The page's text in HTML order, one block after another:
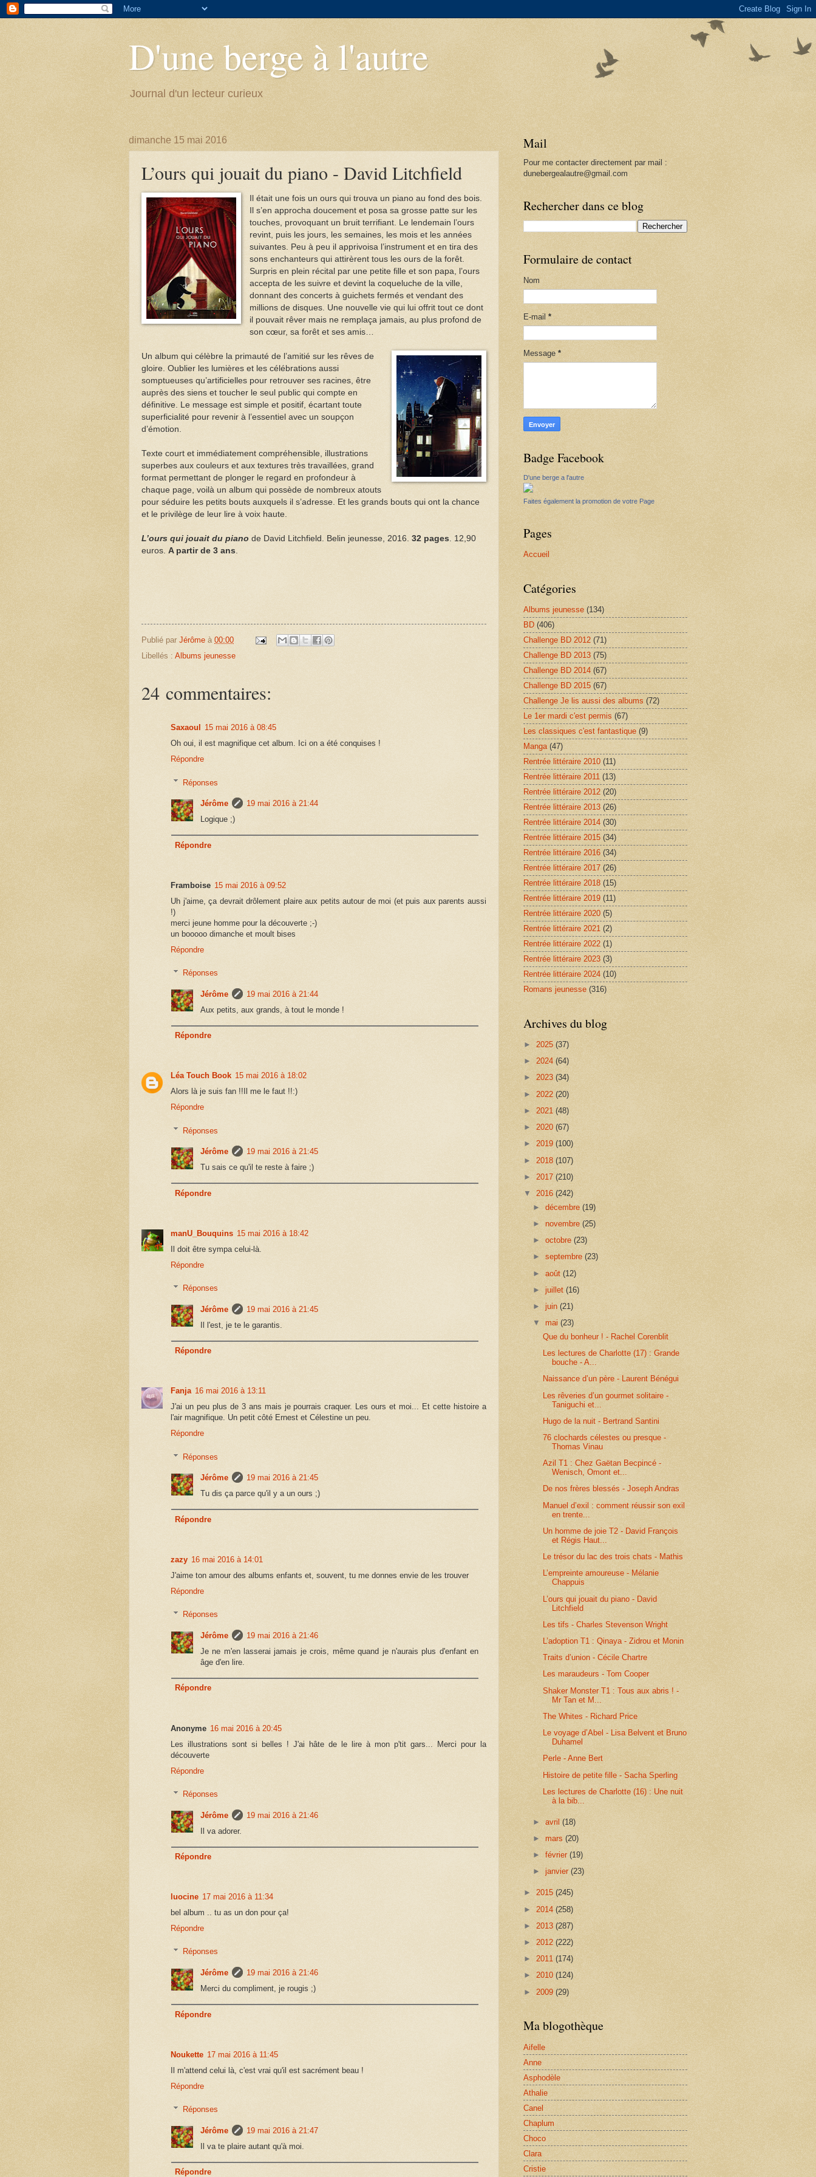
D'une berge à l'autre
Journal d'un lecteur curieux
dimanche 15 mai 2016
L’ours qui jouait du piano - David Litchfield
Il était une fois un ours qui trouva un piano au fond des bois.
Il s’en approcha doucement et posa sa grosse patte sur les
touches, provoquant un bruit terrifiant. Le lendemain l’ours
revint, puis les jours, les semaines, les mois et les années
suivantes. Peu à peu il apprivoisa l’instrument et en tira des
sons enchanteurs qui attirèrent tous les ours de la forêt.
Surpris en plein récital par une petite fille et son papa, l’ours
accepta de les suivre et devint la coqueluche de la ville,
donnant des concerts à guichets fermés et vendant des
millions de disques. Une nouvelle vie qui lui offrit tout ce dont
il pouvait rêver mais ne remplaça jamais, au plus profond de
son cœur, sa forêt et ses amis…
Un album qui célèbre la primauté de l’amitié sur les rêves de
gloire. Oublier les lumières et les célébrations aussi
somptueuses qu’artificielles pour retrouver ses racines, être
auprès des siens et toucher le seul public qui compte en
définitive. Le message est simple et positif, écartant toute
superficialité pour revenir à l’essentiel avec un soupçon
d’émotion.
Texte court et immédiatement compréhensible, illustrations
superbes aux couleurs et aux textures très travaillées, grand
format permettant de plonger le regard en profondeur à
chaque page, voilà un album qui possède de nombreux atouts
pour séduire les petits bouts auxquels il s’adresse. Et les grands bouts qui ont la chance
et le privilège de leur lire à voix haute.
L’ours qui jouait du piano de David Litchfield. Belin jeunesse, 2016. 32 pages . 12,90
euros. A partir de 3 ans
Publié par Jérôme à 00:00
Libellés : Albums jeunesse
24 commentaires:
Saxaoul
15 mai 2016 à 08:45
Oh oui, il est magnifique cet album. Ici on a été conquises !
Répondre
Réponses
Jérôme
19 mai 2016 à 21:44
Logique ;)
Répondre
Framboise 15 mai 2016 à 09:52
Uh j'aime, ça devrait drôlement plaire aux petits autour de moi (et puis aux parents aussi
!)
merci jeune homme pour la découverte ;-)
un booooo dimanche et moult bises
Répondre
Réponses
Jérôme
19 mai 2016 à 21:44
Aux petits, aux grands, à tout le monde !
Répondre
Léa Touch Book 15 mai 2016 à 18:02
Alors là je suis fan !!Il me le faut !!:)
Répondre
Réponses
Jérôme
19 mai 2016 à 21:45
Tu sais ce qu'il te reste à faire ;)
Répondre
manU_Bouquins 15 mai 2016 à 18:42
Il doit être sympa celui-là.
Répondre
Réponses
Jérôme
19 mai 2016 à 21:45
Il l'est, je te le garantis.
Répondre
Fanja 16 mai 2016 à 13:11
J'ai un peu plus de 3 ans mais je pourrais craquer. Les ours et moi... Et cette histoire a
l'air magnifique. Un petit côté Ernest et Célestine un peu.
Répondre
Réponses
Jérôme
19 mai 2016 à 21:45
Tu dis ça parce qu'il y a un ours ;)
Répondre
zazy 16 mai 2016 à 14:01
J'aime ton amour des albums enfants et, souvent, tu me donnes envie de les trouver
Répondre
Réponses
Jérôme
19 mai 2016 à 21:46
Je ne m'en lasserai jamais je crois, même quand je n'aurais plus d'enfant en
âge d'en lire.
Répondre
Anonyme 16 mai 2016 à 20:45
Les illustrations sont si belles ! J'ai hâte de le lire à mon p'tit gars... Merci pour la
découverte
Répondre
Réponses
Jérôme
19 mai 2016 à 21:46
Il va adorer.
Répondre
luocine 17 mai 2016 à 11:34
bel album .. tu as un don pour ça!
Répondre
Réponses
Jérôme
19 mai 2016 à 21:46
Merci du compliment, je rougis ;)
Répondre
Noukette 17 mai 2016 à 11:45
Il m'attend celui là, c'est vrai qu'il est sacrément beau !
Répondre
Réponses
Jérôme
19 mai 2016 à 21:47
Il va te plaire autant qu'à moi.
Répondre
Mail
Pour me contacter directement par mail :
dunebergealautre@gmail.com
Rechercher dans ce blog
Formulaire de contact
Nom
E-mail *
Message *
Badge Facebook
D'une berge a l'autre
Faites également la promotion de votre Page
Pages
Accueil
Catégories
Albums jeunesse (134)
BD (406)
Challenge BD 2012 (71)
Challenge BD 2013 (75)
Challenge BD 2014 (67)
Challenge BD 2015 (67)
Challenge Je lis aussi des albums (72)
Le 1er mardi c'est permis (67)
Les classiques c'est fantastique (9)
Manga (47)
Rentrée littéraire 2010 (11)
Rentrée littéraire 2011 (13)
Rentrée littéraire 2012 (20)
Rentrée littéraire 2013 (26)
Rentrée littéraire 2014 (30)
Rentrée littéraire 2015 (34)
Rentrée littéraire 2016 (34)
Rentrée littéraire 2017 (26)
Rentrée littéraire 2018 (15)
Rentrée littéraire 2019 (11)
Rentrée littéraire 2020 (5)
Rentrée littéraire 2021 (2)
Rentrée littéraire 2022 (1)
Rentrée littéraire 2023 (3)
Rentrée littéraire 2024 (10)
Romans jeunesse (316)
Archives du blog
► 2025 (37)
► 2024 (64)
► 2023 (34)
► 2022 (20)
► 2021 (48)
► 2020 (67)
► 2019 (100)
► 2018 (107)
► 2017 (210)
▼ 2016 (242)
►décembre(19)
►novembre(25)
►octobre(23)
►septembre(23)
►août(12)
►juillet(16)
►juin(21)
▼mai(23)
Que du bonheur ! - Rachel Corenblit
Les lectures de Charlotte (17) : Grande
bouche - A...
Naissance d’un père - Laurent Bénégui
Les rêveries d’un gourmet solitaire -
Taniguchi et...
Hugo de la nuit - Bertrand Santini
76 clochards célestes ou presque -
Thomas Vinau
Azil T1 : Chez Gaëtan Becpincé -
Wenisch, Omont et...
De nos frères blessés - Joseph Andras
Manuel d’exil : comment réussir son exil
en trente...
Un homme de joie T2 - David François
et Régis Haut...
Le trésor du lac des trois chats - Mathis
L’empreinte amoureuse - Mélanie
Chappuis
L’ours qui jouait du piano - David
Litchfield
Les tifs - Charles Stevenson Wright
L’adoption T1 : Qinaya - Zidrou et Monin
Traits d’union - Cécile Chartre
Les maraudeurs - Tom Cooper
Shaker Monster T1 : Tous aux abris ! -
Mr Tan et M...
The Whites - Richard Price
Le voyage d’Abel - Lisa Belvent et Bruno
Duhamel
Perle - Anne Bert
Histoire de petite fille - Sacha Sperling
Les lectures de Charlotte (16) : Une nuit
à la bib...
►avril(18)
►mars(20)
►février(19)
►janvier(23)
► 2015 (245)
► 2014 (258)
► 2013 (287)
► 2012 (222)
► 2011 (174)
► 2010 (124)
► 2009 (29)
Ma blogothèque
Aifelle
Anne
Asphodèle
Athalie
Canel
Chaplum
Choco
Clara
Cristie